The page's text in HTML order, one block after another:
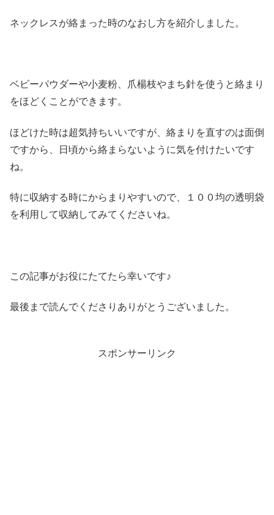
ネックレスが絡まった時のなおし方を紹介しました。
ベビーパウダーや小麦粉、爪楊枝やまち針を使うと絡まり
をほどくことができます。
ほどけた時は超気持ちいいですが、絡まりを直すのは面倒
ですから、日頃から絡まらないように気を付けたいです
ね。
特に収納する時にからまりやすいので、１００均の透明袋
を利用して収納してみてくださいね。
この記事がお役にたてたら幸いです♪
最後まで読んでくださりありがとうございました。
スポンサーリンク